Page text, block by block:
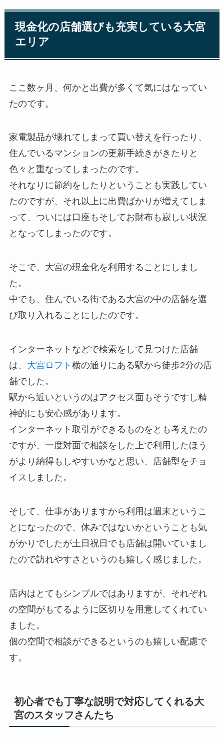
現金化の店舗選びも充実している大宮
エリア
ここ数ヶ月、何かと出費が多くて気にはなってい
たのです。
家電製品が壊れてしまって買い替えを行ったり、
住んでいるマンションの更新手続きがきたりと
色々と重なってしまったのです。
それなりに節約をしたりということも実践してい
たのですが、それ以上に出費ばかりが増えてしま
って、ついには口座もそしてお財布も寂しい状況
となってしまったのです。
そこで、大宮の現金化を利用することにしまし
た。
中でも、住んでいる街である大宮の中の店舗を選
び取り入れることにしたのです。
インターネットなどで検索をして見つけた店舗
は、 大宮ロフト 横の通りにある駅から徒歩2分の店
舗でした。
駅から近いというのはアクセス面もそうですし精
神的にも安心感があります。
インターネット取引ができるものをとも考えたの
ですが、一度対面で相談をした上で利用したほう
がより納得もしやすいかなと思い、店舗型をチョ
イスしました。
そして、仕事がありますから利用は週末というこ
とになったので、休みではないかということも気
がかりでしたが土日祝日でも店舗は開いていまし
たので訪れやすさというのも嬉しく感じました。
店内はとてもシンプルではありますが、それぞれ
の空間がもてるように区切りを用意してくれてい
ました。
個の空間で相談ができるというのも嬉しい配慮で
す。
初心者でも丁寧な説明で対応してくれる大
宮のスタッフさんたち